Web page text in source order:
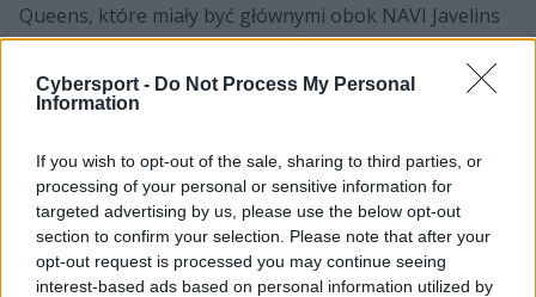
Cybersport - Do Not Process My Personal
Information
If you wish to opt-out of the sale, sharing to third parties, or
processing of your personal or sensitive information for
targeted advertising by us, please use the below opt-out
section to confirm your selection. Please note that after your
opt-out request is processed you may continue seeing
interest-based ads based on personal information utilized by
Queens, które miały być głównymi obok NAVI Javelins
przedstawicielkami rodzimej żeńskiej sceny poza
krajem. –
To sprawka Mateja Kmiťa, który jest kimś, kto
szuka drużyn podobnych do nas. I można powiedzieć,
dobrym "materiałem" na żeńską drużynę. Tak więc
zaczęły się rozmowy i ostatecznie w Entropiq uznali, że
jeżeli mają mieć żeńską drużynę, to chcą, żebyśmy to
były my– mówiła jeszcze w kwietniowej rozmowie z
naszym serwisem Agata „Ailie” Serafin.